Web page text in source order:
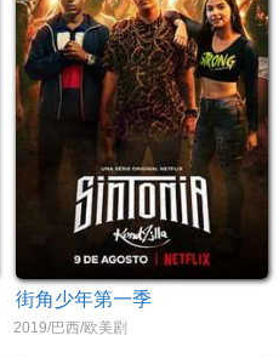
街角少年第一季
2019/巴西/欧美剧